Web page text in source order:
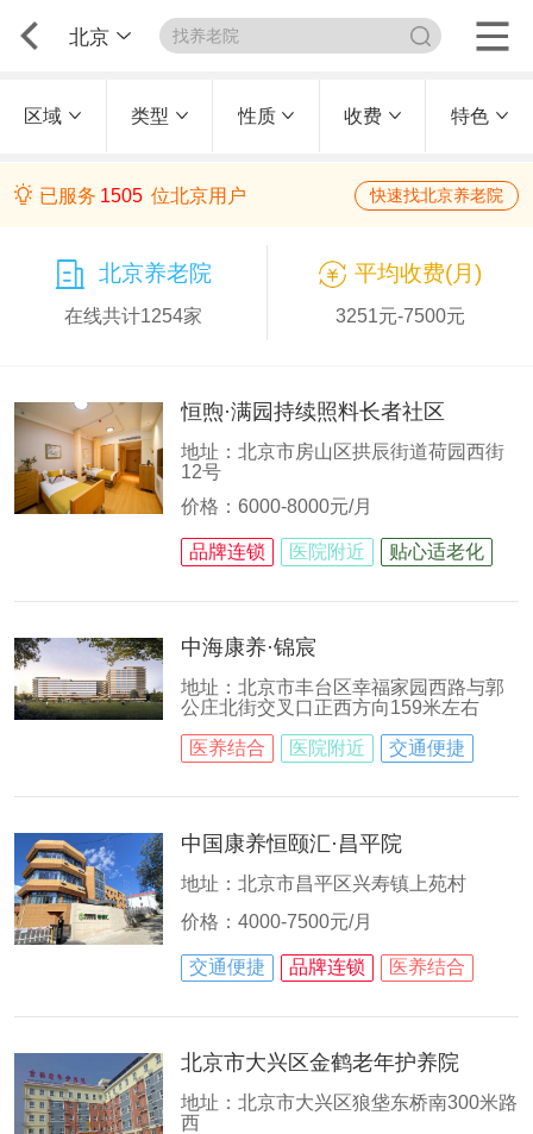
北京
区域 类型 性质 收费 特色
已服务 1505 位北京用户 快速找北京养老院
北京养老院
在线共计1254家
平均收费(月)
3251元-7500元
恒煦·满园持续照料长者社区
地址：北京市房山区拱辰街道荷园西街
12号
价格：6000-8000元/月
品牌连锁 医院附近 贴心适老化
中海康养·锦宸
地址：北京市丰台区幸福家园西路与郭
公庄北街交叉口正西方向159米左右
医养结合
医院附近 交通便捷
中国康养恒颐汇·昌平院
地址：北京市昌平区兴寿镇上苑村
价格：4000-7500元/月
交通便捷 品牌连锁 医养结合
北京市大兴区金鹤老年护养院
地址：北京市大兴区狼垡东桥南300米路
西